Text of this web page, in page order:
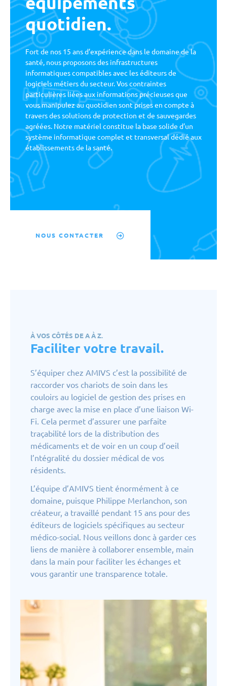
Témoignages
Contact
283 rue de la Folletière, 69700 Chassagny
04.82.53.71.13
Actualités
Linkedin
Facebook
quotidien.
Fort de nos 15 ans d’expérience dans le domaine de la
santé, nous proposons des infrastructures
informatiques compatibles avec les éditeurs de
logiciels métiers du secteur.Vos contraintes
particulières liées aux informations précieuses que
vous manipulez au quotidien sont prises en compte à
travers des solutions de protection et de sauvegardes
agréées. Notre matériel constitue la base solide d’un
système informatique complet et transversal dédié aux
établissements de la santé.
NOUS CONTACTER
À VOS CÔTÉS DE A À Z.
Faciliter votre travail.
S’équiper chez AMIVS c’est la possibilité de
raccorder vos chariots de soin dans les
couloirs au logiciel de gestion des prises en
charge avec la mise en place d’une liaison Wi-
Fi. Cela permet d’assurer une parfaite
traçabilité lors de la distribution des
médicaments et de voir en un coup d’oeil
l’ntégralité du dossier médical de vos
résidents.
L’équipe d’AMIVS tient énormément à ce
domaine, puisque Philippe Merlanchon, son
créateur, a travaillé pendant 15 ans pour des
éditeurs de logiciels spécifiques au secteur
médico-social. Nous veillons donc à garder ces
liens de manière à collaborer ensemble, main
dans la main pour faciliter les échanges et
vous garantir une transparence totale.